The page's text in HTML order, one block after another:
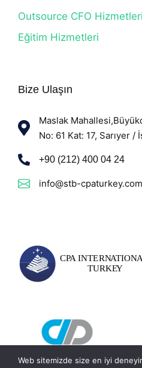
Outsource CFO Hizmetleri
Eğitim Hizmetleri
Bize Ulaşın
Maslak
No: 61 Kat: 17, Sarıyer /
+90 (212) 400 04 24
info@stb-cpaturkey.com
Web sitemizde size en iyi